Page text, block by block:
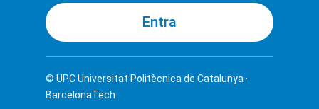
© UPCUniversitat Politècnica de Catalunya ·
BarcelonaTech